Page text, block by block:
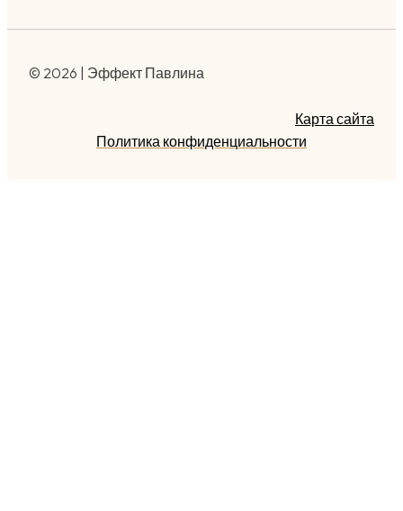
© 2026 | Эффект Павлина
Карта сайта
Политика конфиденциальности